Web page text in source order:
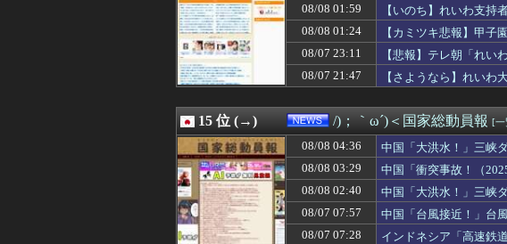
08/08 02:40
中国「大洪水！」三峡ダム「決壊危
08/08 02:27
川底に沈んでいたマンモスやナチス
08/08 02:13
【悲報】開示請求が届いた…
08/08 02:11
京大病院、脳腫瘍摘出手術で誤って
08/08 02:07
【ニュース】日本共産党の街宣車、
08/08 02:00
高市総理「物価上昇を上回る賃上げ
08/08 01:59
【いのち】れいわ支持者「『れいわ
08/08 01:59
【いのち】れいわ支持
→かわりにピッタリの
08/08 01:24
【カミツキ悲報】甲
08/07 23:11
【悲報】テレ朝「れい
08/07 21:47
【さようなら】れいわ
15 位 (→) /)；｀ω´)＜国家総動員報 [一
08/08 04:36
中国「大洪水！」三峡
「緊急放流に合わせて
08/08 03:29
中国「衝突事故！（
蔽」日本「隠蔽された
08/08 02:40
中国「大洪水！」三峡
と15号「中国本土でぶ
08/07 07:57
中国「台風接近！」台
急放流（決壊危機」中
08/07 07:28
インドネシア「高速鉄